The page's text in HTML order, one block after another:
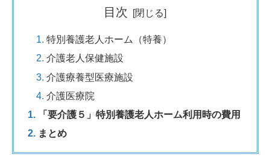
目次
特別養護老人ホーム（特養）
介護老人保健施設
介護療養型医療施設
介護医療院
「要介護５」特別養護老人ホーム利用時の費用
まとめ